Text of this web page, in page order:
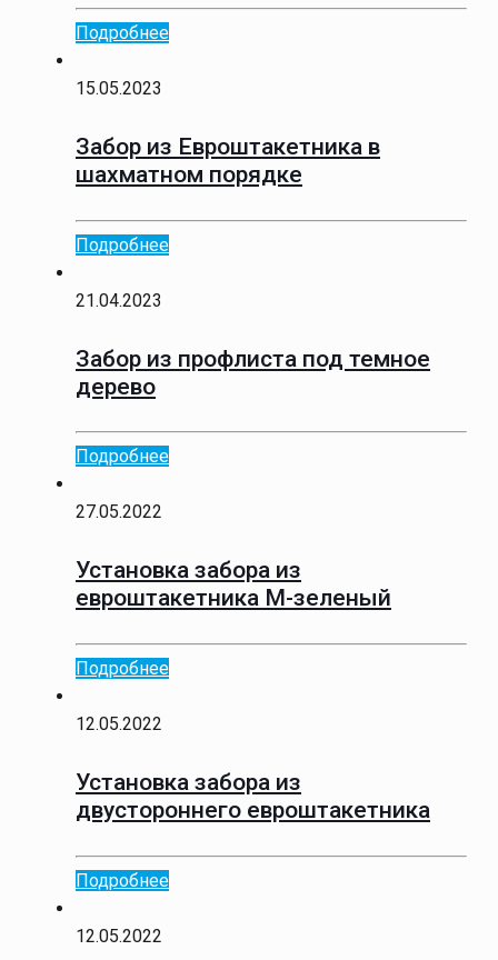
Подробнее
15.05.2023
Забор из Евроштакетника в
шахматном порядке
Подробнее
21.04.2023
Забор из профлиста под темное
дерево
Подробнее
27.05.2022
Установка забора из
евроштакетника М-зеленый
Подробнее
12.05.2022
Установка забора из
двустороннего евроштакетника
Подробнее
12.05.2022